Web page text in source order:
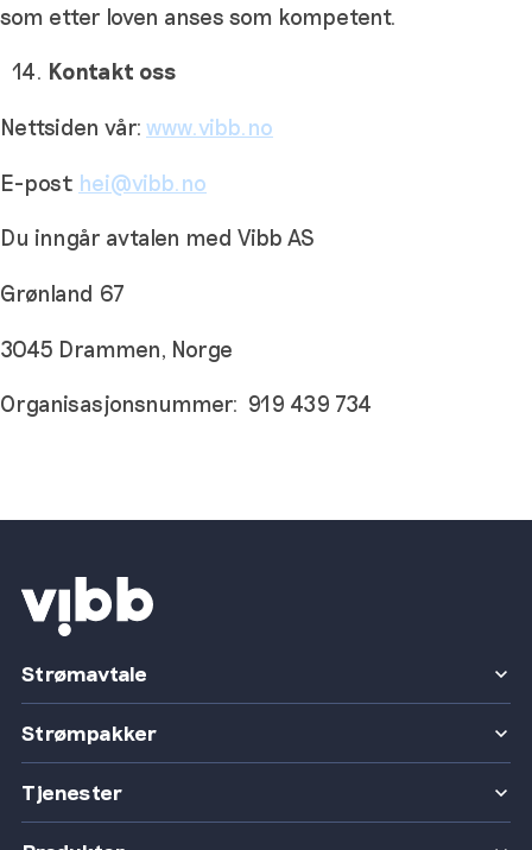
som etter loven anses som kompetent.
Kontakt oss
Nettsiden vår: www.vibb.no
E-post: hei@vibb.no
Du inngår avtalen med Vibb AS
Grønland 67
3045 Drammen, Norge
Organisasjonsnummer: 919 439 734
Strømavtale
Strømpakker
Tjenester